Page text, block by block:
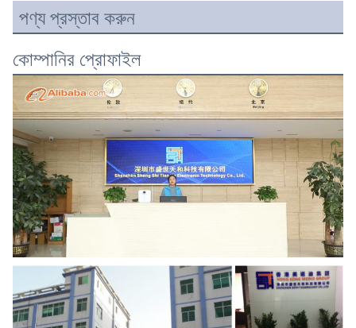
পণ্য প্রস্তাব করুন
কোম্পানির প্রোফাইল